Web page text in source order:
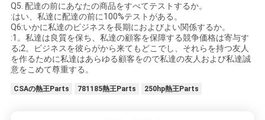
Q5. 配達の前にあなたの商品をすべてテストするか。
:はい、私達に配達の前に100%テストがある。
Q6:いかに私達のビジネスを長期におよびよい関係するか。
:1。私達は良質を保ち、私達の顧客を保障する競争価格は寄与す
る;2。ビジネスを彼らがから来てもどこでし、それらを持つ友人
を作るために私達はあらゆる顧客をので私達の友人および私達誠
意をこめて尊重する。
CSAの熱王Parts 781185熱王Parts 250hp熱王Parts